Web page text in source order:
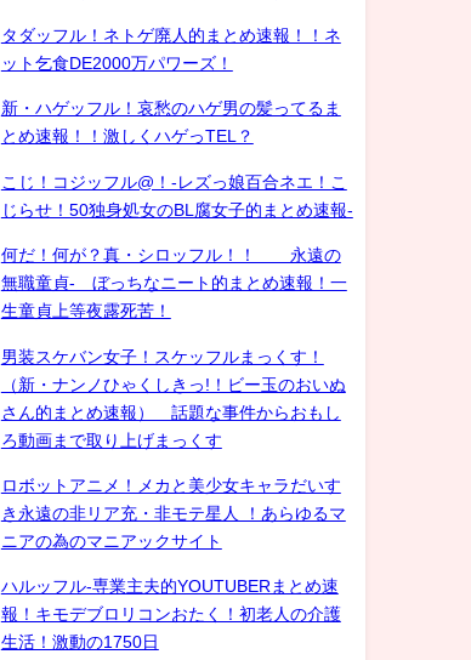
タダッフル！ネトゲ廃人的まとめ速報！！ネ
ット乞食DE2000万パワーズ！
新・ハゲッフル！哀愁のハゲ男の髪ってるま
とめ速報！！激しくハゲっTEL？
こじ！コジッフル@！-レズっ娘百合ネエ！こ
じらせ！50独身処女のBL腐女子的まとめ速報-
何だ！何が？真・シロッフル！！ 永遠の
無職童貞- ぼっちなニート的まとめ速報！一
生童貞上等夜露死苦！
男装スケバン女子！スケッフルまっくす！
（新・ナンノひゃくしきっ!！ビー玉のおいぬ
さん的まとめ速報） 話題な事件からおもし
ろ動画まで取り上げまっくす
ロボットアニメ！メカと美少女キャラだいす
き永遠の非リア充・非モテ星人 ！あらゆるマ
ニアの為のマニアックサイト
ハルッフル-専業主夫的YOUTUBERまとめ速
報！キモデブロリコンおたく！初老人の介護
生活！激動の1750日